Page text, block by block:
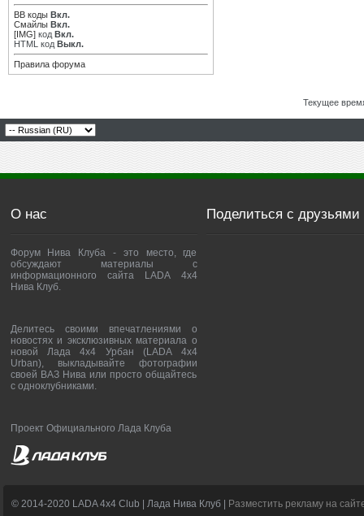
BB коды Вкл.
Смайлы Вкл.
[IMG] код Вкл.
HTML код Выкл.
Правила форума
Текущее
О нас
Форум Нива Клуба - это место, где
обсуждают материалы с
информационного сайта LADA 4x4
Нива Клуб.
Делитесь своими впечатлениями о
новостях и эксклюзивных материала о
новой Лада 4х4 Урбан (LADA 4x4
Urban), выкладывайте фотографии
своей ВАЗ Нива или просто общайтесь
с одноклубниками.
Проект Официального Лада Клуба
Поделиться с друзьями
© 2014-2020 LADA 4x4 Club | Лада Нива Клуб | Разместить рекламу на